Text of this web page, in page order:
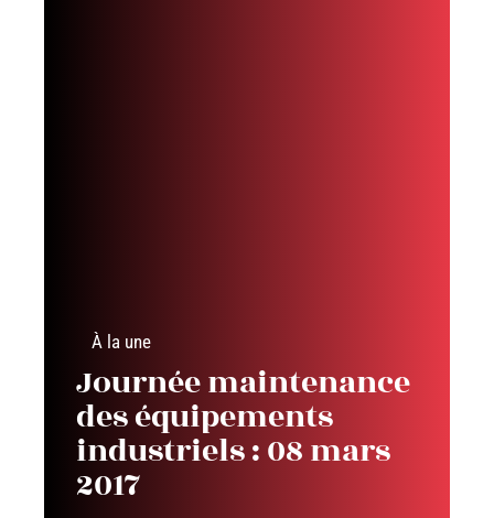
À la une
Journée maintenance
des équipements
industriels : 08 mars
2017